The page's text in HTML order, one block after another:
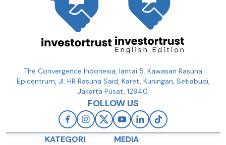
The Convergence Indonesia, lantai 5. Kawasan Rasuna
Epicentrum, Jl. HR Rasuna Said, Karet, Kuningan, Setiabudi,
Jakarta Pusat, 12940.
FOLLOW US
KATEGORI MEDIA